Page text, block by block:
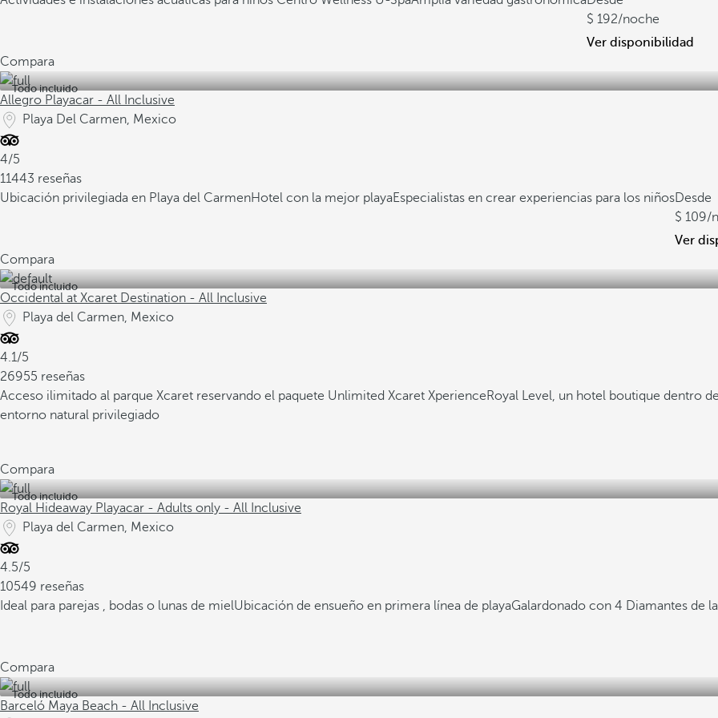
192/noche
Ver disponibilidad
Compara
Todo incluido
Allegro Playacar - All Inclusive
Playa Del Carmen, Mexico
4/5
11443 reseñas
Ubicación privilegiada en Playa del CarmenHotel con la mejor playaEspecialistas en crear experiencias para los niñosDesde
109/
Ver
Compara
Todo incluido
Occidental at Xcaret Destination - All Inclusive
Playa del Carmen, Mexico
4.1/5
26955 reseñas
Acceso ilimitado al parque Xcaret reservando el paquete Unlimited Xcaret XperienceRoyal Level, un hotel boutique dentro
entorno natural privilegiado
Compara
Todo incluido
Royal Hideaway Playacar - Adults only - All Inclusive
Playa del Carmen, Mexico
4.5/5
10549 reseñas
Ideal para parejas , bodas o lunas de mielUbicación de ensueño en primera línea de playaGalardonado con 4 Diamantes de
Compara
Todo incluido
Barceló Maya Beach - All Inclusive